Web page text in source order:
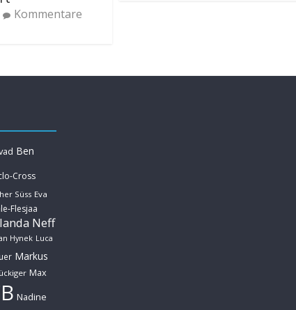
Kommentare
Ben
Cross
Süss Eva
Flesjaa
Neff
Hynek Luca
Markus
Max
Nadine